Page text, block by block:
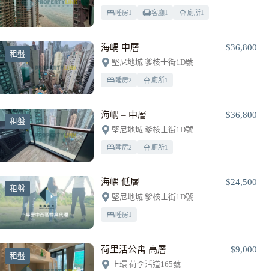
睡房1 客廳1 廁所1
租盤
海嵎 中層 $36,800
堅尼地城 爹核士街1D號
睡房2 廁所1
租盤
海嵎 – 中層 $36,800
堅尼地城 爹核士街1D號
睡房2 廁所1
租盤
海嵎 低層 $24,500
堅尼地城 爹核士街1D號
睡房1
租盤
荷里活公寓 高層 $9,000
上環 荷李活道165號